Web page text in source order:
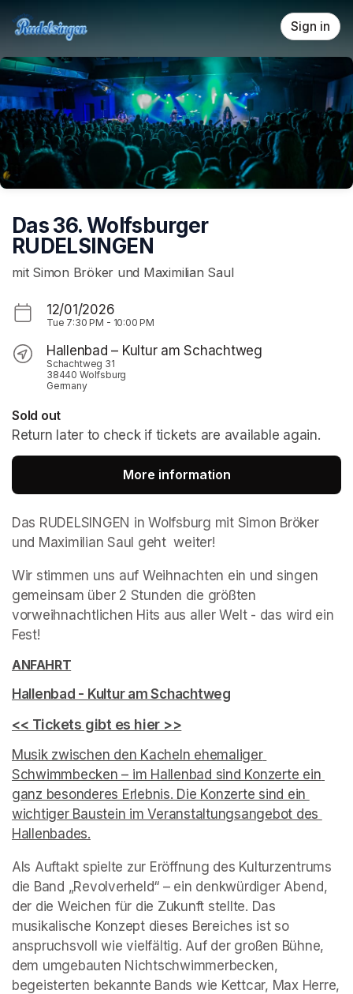
Skip header
Sign in
Das 36. Wolfsburger
RUDELSINGEN
mit Simon Bröker und Maximilian Saul
12/01/2026
Tue 7:30 PM - 10:00 PM
Hallenbad – Kultur am Schachtweg
Schachtweg 31
38440 Wolfsburg
Germany
Sold out
Return later to check if tickets are available again.
More information
Das RUDELSINGEN in Wolfsburg mit Simon Bröker
und Maximilian Saul geht  weiter!
Wir stimmen uns auf Weihnachten ein und singen
gemeinsam über 2 Stunden die größten
vorweihnachtlichen Hits aus aller Welt - das wird ein
Fest!
ANFAHRT
Hallenbad - Kultur am Schachtweg
<< Tickets gibt es hier >>
Musik zwischen den Kacheln ehemaliger
Schwimmbecken – im Hallenbad sind Konzerte ein
ganz besonderes Erlebnis. Die Konzerte sind ein
wichtiger Baustein im Veranstaltungsangebot des
Hallenbades.
Als Auftakt spielte zur Eröffnung des Kulturzentrums
die Band „Revolverheld“ – ein denkwürdiger Abend,
der die Weichen für die Zukunft stellte. Das
musikalische Konzept dieses Bereiches ist so
anspruchsvoll wie vielfältig. Auf der großen Bühne,
dem umgebauten Nichtschwimmerbecken,
begeisterten bekannte Bands wie Kettcar, Max Herre,